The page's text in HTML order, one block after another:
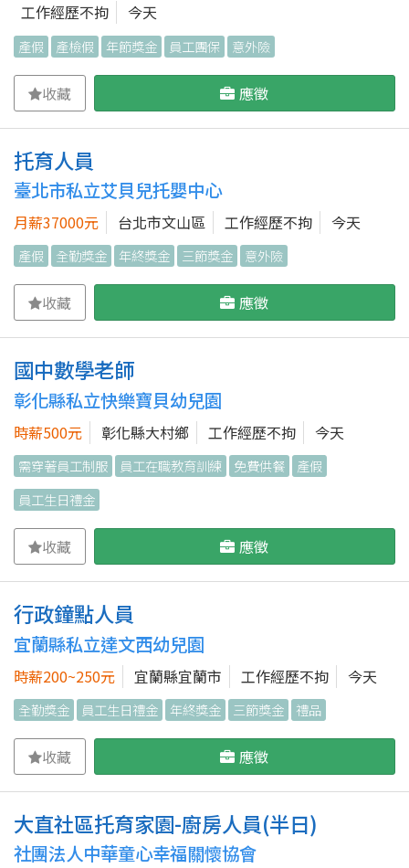
工作經歷不拘
今天
產假 產檢假 年節獎金 員工團保 意外險
收藏 應徵
托育人員
臺北市私立艾貝兒托嬰中心
月薪37000元 台北市文山區 工作經歷不拘 今天
產假 全勤獎金 年終獎金 三節獎金 意外險
收藏 應徵
國中數學老師
彰化縣私立快樂寶貝幼兒園
時薪500元 彰化縣大村鄉 工作經歷不拘 今天
需穿著員工制服 員工在職教育訓練 免費供餐
產假
員工生日禮金
收藏 應徵
行政鐘點人員
宜蘭縣私立達文西幼兒園
時薪200~250元 宜蘭縣宜蘭市 工作經歷不拘 今天
全勤獎金 員工生日禮金 年終獎金 三節獎金 禮品
收藏 應徵
大直社區托育家園-廚房人員(半日)
社團法人中華童心幸福關懷協會